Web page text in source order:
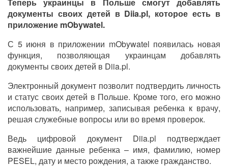
документы своих детей в Diia.pl, которое есть в
приложение mObywatel.
С 5 июня в приложении mObywatel появилась новая
функция, позволяющая украинцам добавлять
документы своих детей в Diia.pl.
Электронный документ позволит подтвердить личность
и статус своих детей в Польше. Кроме того, его можно
использовать, например, записывая ребенка к врачу,
решая служебные вопросы или во время проверок.
Ведь цифровой документ Diia.pl подтверждает
важнейшие данные ребенка – имя, фамилию, номер
PESEL, дату и место рождения, а также гражданство.